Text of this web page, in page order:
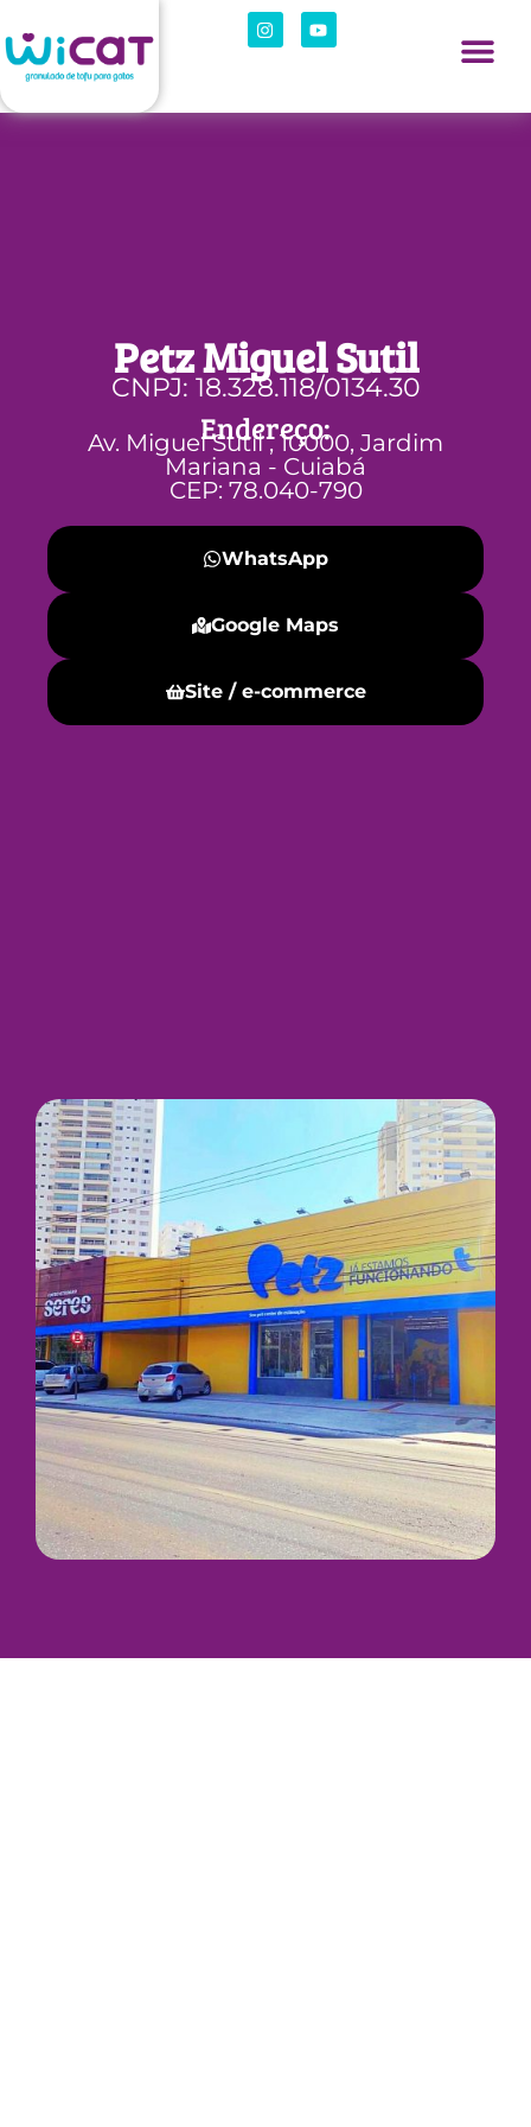
Petz Miguel Sutil
CNPJ: 18.328.118/0134.30
Endereço:
Av. Miguel Sutil , 10000, Jardim
Mariana - Cuiabá
CEP: 78.040-790
WhatsApp
Google Maps
Site / e-commerce